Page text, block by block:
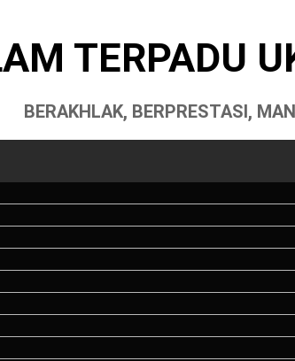
TERPADU
BERAKHLAK, BERPRESTASI,